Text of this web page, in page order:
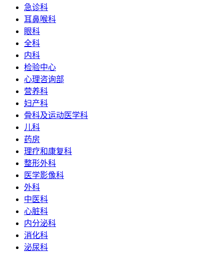
急诊科
耳鼻喉科
眼科
全科
内科
检验中心
心理咨询部
营养科
妇产科
骨科及运动医学科
儿科
药房
理疗和康复科
整形外科
医学影像科
外科
中医科
心脏科
内分泌科
消化科
泌尿科